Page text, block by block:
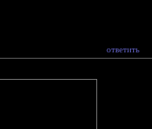
ответить